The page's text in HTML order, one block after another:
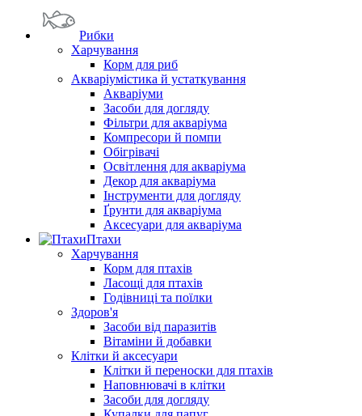
Рибки
Харчування
Корм для риб
Акваріумістика й устаткування
Акваріуми
Засоби для догляду
Фільтри для акваріума
Компресори й помпи
Обігрівачі
Освітлення для акваріума
Декор для акваріума
Інструменти для догляду
Ґрунти для акваріума
Аксесуари для акваріума
Птахи
Харчування
Корм для птахів
Ласощі для птахів
Годівниці та поїлки
Здоров'я
Засоби від паразитів
Вітаміни й добавки
Клітки й аксесуари
Клітки й переноски для птахів
Наповнювачі в клітки
Засоби для догляду